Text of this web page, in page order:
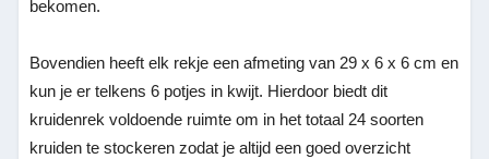
bekomen.
Bovendien heeft elk rekje een afmeting van 29 x 6 x 6 cm en
kun je er telkens 6 potjes in kwijt. Hierdoor biedt dit
kruidenrek voldoende ruimte om in het totaal 24 soorten
kruiden te stockeren zodat je altijd een goed overzicht